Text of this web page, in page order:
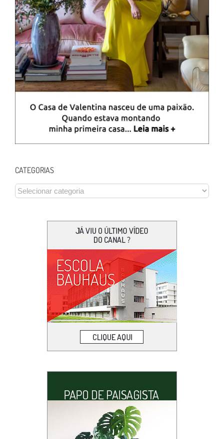
CATEGORIAS
CATEGORIAS